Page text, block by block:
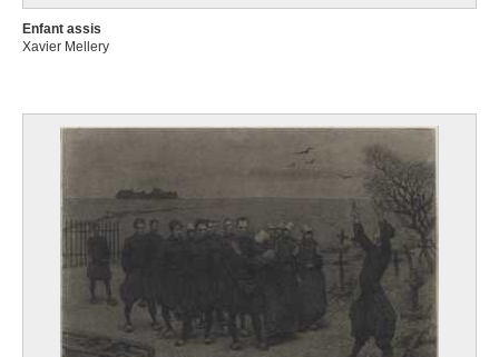
Enfant assis
Xavier Mellery